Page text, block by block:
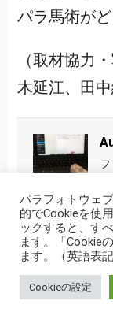
パラ馬術が
（取材協力
木延江、田中
ン
Games）2006
京パラリンピ
参加。以来、
スタッフとして
動を縁の下から
パラフォトウェ
的でCookieを使
ックすると、す
ます。「Cookie
ます。（英語表記
Cookieの設定